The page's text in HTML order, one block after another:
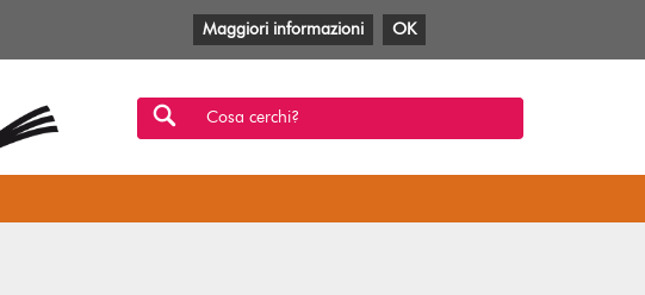
Facebook
TwitterYouTube
Anobii
SBTMlol
Cosa cerchi?
Maggiori informazioni OK